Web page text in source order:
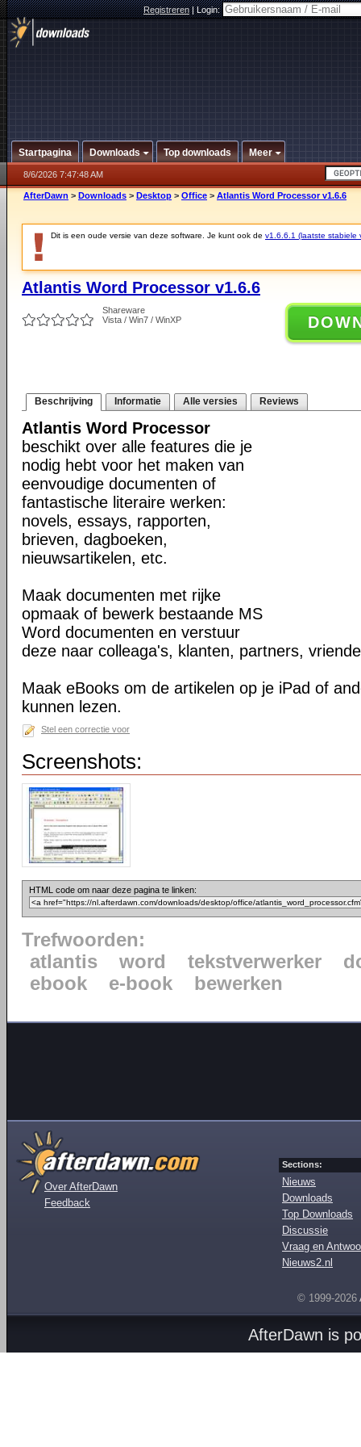
Registreren|Login:
Startpagina Downloads Top downloads Meer
8/6/2026 7:47:48 AM
AfterDawn > Downloads > Desktop > Office > Atlantis Word Processor v1.6.6
Dit is een oude versie van deze software. Je kunt ook de v1.6.6.1 (laatste stabiele
Atlantis Word Processor v1.6.6
Shareware
Vista / Win7 / WinXP
Beschrijving Informatie Alle versies Reviews
Atlantis Word Processor
beschikt over alle features die je
nodig hebt voor het maken van
eenvoudige documenten of
fantastische literaire werken:
novels, essays, rapporten,
brieven, dagboeken,
nieuwsartikelen, etc.
Maak documenten met rijke
opmaak of bewerk bestaande MS
Word documenten en verstuur
deze naar colleaga's, klanten, partners,
Maak eBooks om de artikelen op je iPad of
kunnen lezen.
Stel een correctie voor
Screenshots:
HTML code om naar deze pagina te linken:
Trefwoorden:
atlantis
word tekstverwerker
ebook
e-book bewerken
Over AfterDawn
Feedback
Sections:
Nieuws
Downloads
Top Downloads
Discussie
Vraag en
Nieuws2.nl
© 1999-2026
AfterDawn is